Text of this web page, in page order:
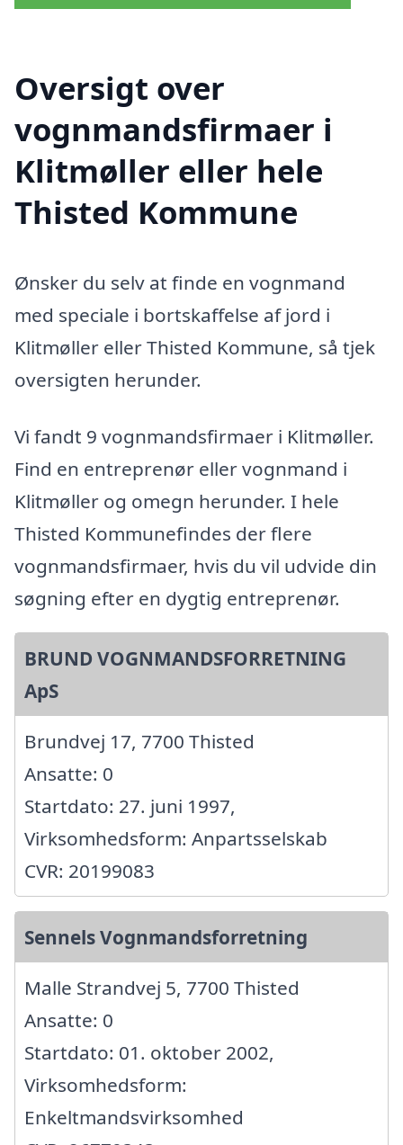
Oversigt over
vognmandsfirmaer i
Klitmøller eller hele
Thisted Kommune
Ønsker du selv at finde en vognmand
med speciale i bortskaffelse af jord i
Klitmøller eller Thisted Kommune, så tjek
oversigten herunder.
Vi fandt 9 vognmandsfirmaer i Klitmøller.
Find en entreprenør eller vognmand i
Klitmøller og omegn herunder. I hele
Thisted Kommunefindes der flere
vognmandsfirmaer, hvis du vil udvide din
søgning efter en dygtig entreprenør.
BRUND VOGNMANDSFORRETNING
ApS
Brundvej 17, 7700 Thisted
Ansatte: 0
Startdato: 27. juni 1997,
Virksomhedsform: Anpartsselskab
CVR: 20199083
Sennels Vognmandsforretning
Malle Strandvej 5, 7700 Thisted
Ansatte: 0
Startdato: 01. oktober 2002,
Virksomhedsform:
Enkeltmandsvirksomhed